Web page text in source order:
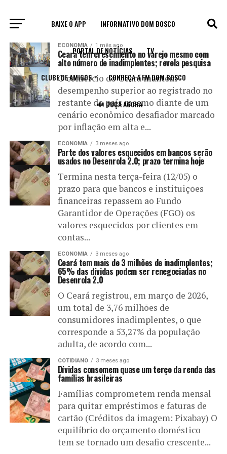
BAIXE O APP INFORMATIVO DOM BOSCO
PORTAL DE NOTÍCIAS TV
CLUBE DE AMIGOS CONHEÇA A FM DOM BOSCO
🔊 OUÇA AGORA
All posts tagged "inadimplência"
ECONOMIA 1 mês ago
Ceará tem crescimento no varejo mesmo com
alto número de inadimplentes; revela pesquisa
O comércio do Ceará mantém
desempenho superior ao registrado no
restante do país mesmo diante de um
cenário econômico desafiador marcado
por inflação em alta e...
ECONOMIA 3 meses ago
Parte dos valores esquecidos em bancos serão
usados no Desenrola 2.0; prazo termina hoje
Termina nesta terça-feira (12/05) o
prazo para que bancos e instituições
financeiras repassem ao Fundo
Garantidor de Operações (FGO) os
valores esquecidos por clientes em
contas...
ECONOMIA 3 meses ago
Ceará tem mais de 3 milhões de inadimplentes;
65% das dívidas podem ser renegociadas no
Desenrola 2.0
O Ceará registrou, em março de 2026,
um total de 3,76 milhões de
consumidores inadimplentes, o que
corresponde a 53,27% da população
adulta, de acordo com...
COTIDIANO 3 meses ago
Dívidas consomem quase um terço da renda das
famílias brasileiras
Famílias comprometem renda mensal
para quitar empréstimos e faturas de
cartão (Créditos da imagem: Pixabay) O
equilíbrio do orçamento doméstico
tem se tornado um desafio crescente...